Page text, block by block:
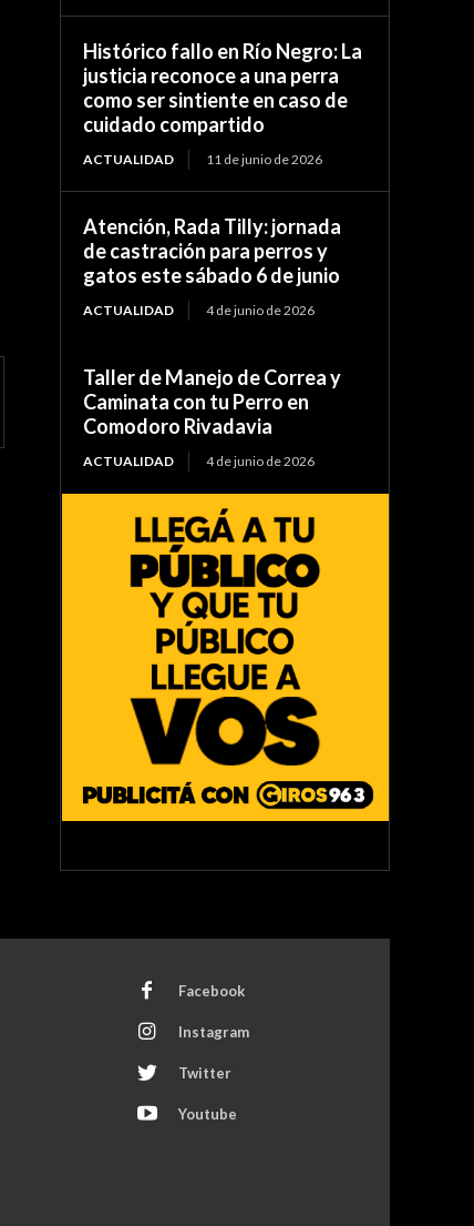
Histórico fallo en Río Negro: La
justicia reconoce a una perra
como ser sintiente en caso de
cuidado compartido
ACTUALIDAD 11 de junio de 2026
Atención, Rada Tilly: jornada
de castración para perros y
gatos este sábado 6 de junio
ACTUALIDAD 4 de junio de 2026
Taller de Manejo de Correa y
Caminata con tu Perro en
Comodoro Rivadavia
ACTUALIDAD 4 de junio de 2026
Facebook
Instagram
Twitter
Youtube